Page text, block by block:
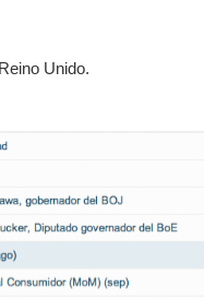
Unido.